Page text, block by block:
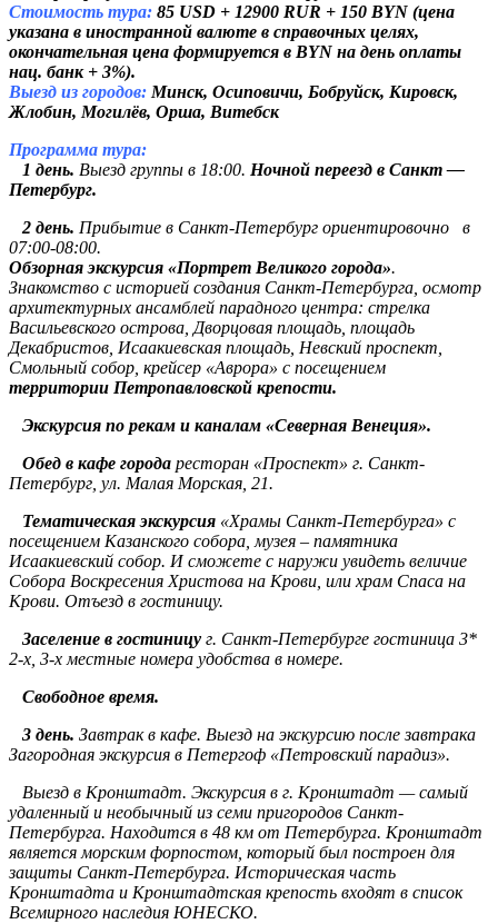
Стоимость тура: 85 USD + 12900 RUR + 150 BYN (цена
указана в иностранной валюте в справочных целях,
окончательная цена формируется в BYN на день оплаты
нац. банк + 3%).
Выезд из городов:Минск, Осиповичи, Бобруйск, Кировск,
Жлобин, Могилёв, Орша, Витебск
Программа тура:
1 день. Выезд группы в 18:00. Ночной переезд в Санкт —
Петербург.
2 день. Прибытие в Санкт-Петербург ориентировочно в
07:00-08:00.
Обзорная экскурсия «Портрет Великого города».
Знакомство с историей создания Санкт-Петербурга, осмотр
архитектурных ансамблей парадного центра: стрелка
Васильевского острова, Дворцовая площадь, площадь
Декабристов, Исаакиевская площадь, Невский проспект,
Смольный собор, крейсер «Аврора» с посещением
территории Петропавловской крепости.
Экскурсия по рекам и каналам «Северная Венеция».
Обед в кафе города ресторан «Проспект» г. Санкт-
Петербург, ул. Малая Морская, 21.
Тематическая экскурсия «Храмы Санкт-Петербурга» с
посещением Казанского собора, музея – памятника
Исаакиевский собор. И сможете с наружи увидеть величие
Собора Воскресения Христова на Крови, или храм Спаса на
Крови. Отъезд в гостиницу.
Заселение в гостиницу г. Санкт-Петербурге гостиница 3*
2-х, 3-х местные номера удобства в номере.
Свободное время.
3 день. Завтрак в кафе. Выезд на экскурсию после завтрака
Загородная экскурсия в Петергоф «Петровский парадиз».
Выезд в Кронштадт. Экскурсия в г. Кронштадт — самый
удаленный и необычный из семи пригородов Санкт-
Петербурга. Находится в 48 км от Петербурга. Кронштадт
является морским форпостом, который был построен для
защиты Санкт-Петербурга. Историческая часть
Кронштадта и Кронштадтская крепость входят в список
Всемирного наследия ЮНЕСКО.